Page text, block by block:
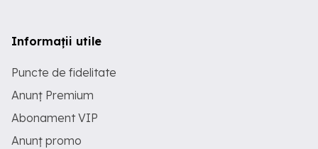
Informații utile
Puncte de fidelitate
Anunț Premium
Abonament VIP
Anunț promo